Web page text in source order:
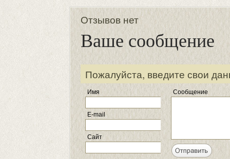
Отзывов нет
Ваше сообщение
Пожалуйста, введите свои
Имя
E-mail
Сайт
Сообщение